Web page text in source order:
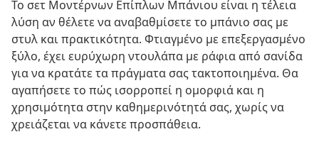
Το σετ Μοντέρνων Επίπλων Μπάνιου είναι η τέλεια
λύση αν θέλετε να αναβαθμίσετε το μπάνιο σας με
στυλ και πρακτικότητα. Φτιαγμένο με επεξεργασμένο
ξύλο, έχει ευρύχωρη ντουλάπα με ράφια από σανίδα
για να κρατάτε τα πράγματα σας τακτοποιημένα. Θα
αγαπήσετε το πώς ισορροπεί η ομορφιά και η
χρησιμότητα στην καθημερινότητά σας, χωρίς να
χρειάζεται να κάνετε προσπάθεια.